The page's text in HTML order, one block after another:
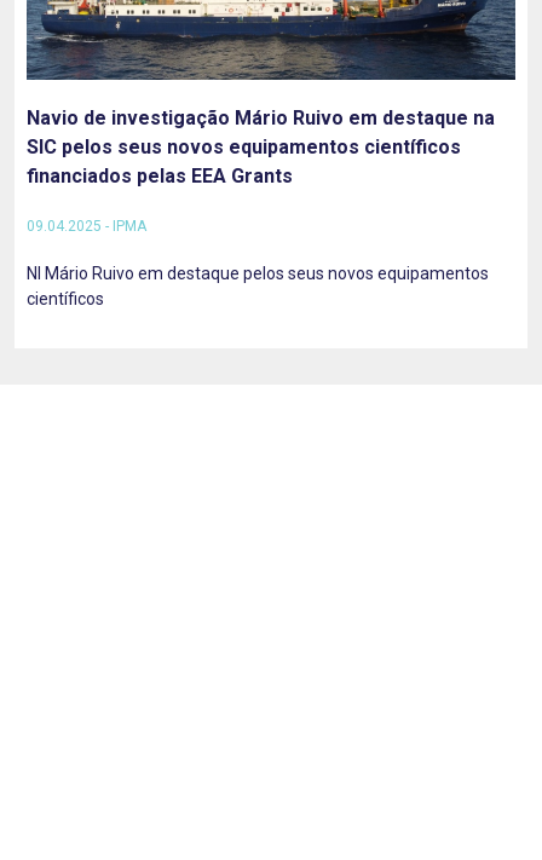
Navio de investigação Mário Ruivo em destaque na
SIC pelos seus novos equipamentos científicos
financiados pelas EEA Grants
09.04.2025 - IPMA
NI Mário Ruivo em destaque pelos seus novos equipamentos
científicos